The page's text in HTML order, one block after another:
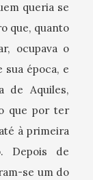
queria se
que, quanto
ocupava o
época, e
de Aquiles,
que por ter
à primeira
Depois de
se um do